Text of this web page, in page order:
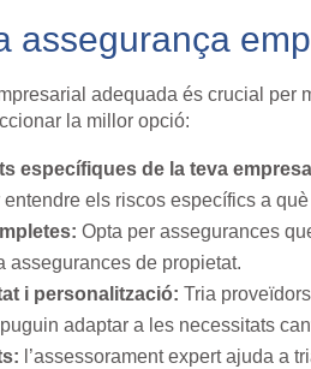
assegurança
adequada és crucial per
la millor opció:
específiques de la teva
els riscos específics a què
Opta per assegurances
assegurances de propietat.
i personalització: Tria
adaptar a les necessitats
l’assessorament expert ajuda a